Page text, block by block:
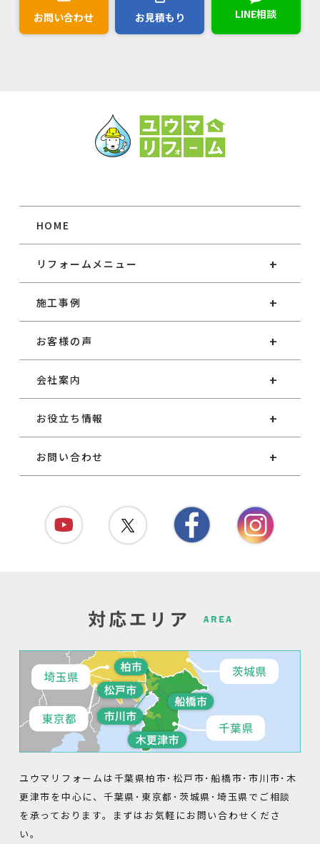
お問い合わせ お見積もり LINE相談
HOME
リフォームメニュー
施工事例
お客様の声
会社案内
お役立ち情報
お問い合わせ
ユウマリフォームは千葉県柏市･松戸市･船橋市･市川市･木
更津市を中心に、千葉県･東京都･茨城県･埼玉県でご相談
を承っております。まずはお気軽にお問い合わせくださ
い。